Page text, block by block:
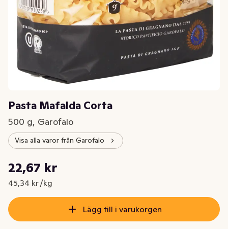
Pasta Mafalda Corta
500 g, Garofalo
Visa alla varor från Garofalo
Nuvarande pris är: 22,67 kr
22,67 kr
45,34 kr /kg
Styckpris: 45,34 kr /kg
Lägg till i varukorgen